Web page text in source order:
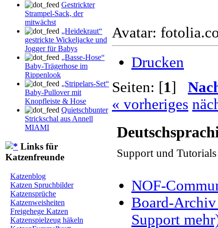
Gestrickter
Strampel-Sack, der
mitwächst
„Heidekraut“
gestrickte Wickeljacke und
Jogger für Babys
„Basse-Hose“
Baby-Trägerhose im
Rippenlook
„Stripelars-Set“
Baby-Pullover mit
Knopfleiste & Hose
Quietschbunter
Strickschal aus Annell
MIAMI
Links für
Katzenfreunde
Katzenblog
Katzen Spruchbilder
Katzensprüche
Katzenweisheiten
Freigehege Katzen
Katzenspielzeug häkeln
Avatar:
Drucken
Seiten: [1]
« vorheriges
Support und
NOF-
Board-
Support